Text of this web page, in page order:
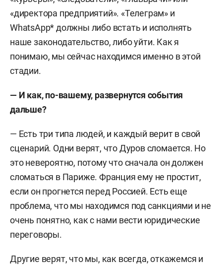
управляющий филиалом «Черемушки» КБ
«Российский кредит» (Москва).
1998–1999 — председатель правления КБ
«Элика».
Параллельно начал развивать собственный
бизнес, создал и возглавил аудиторскую
List.ru (позднее продана Mail.ru). Также владел
продовольственным магазином, газетой,
интернет-кафе и др.
2000–2008 — владелец и управляющий банком
«Квота» (ныне Айви Банк).
Создатель и руководитель интернет-проекта
Liveinternet.ru, который в 2003 году объединил
счетчик статистики rax.ru и сервис дневников
«директора предприятий». «Телеграм» и
WhatsApp* должны либо встать и исполнять
наше законодательство, либо уйти. Как я
понимаю, мы сейчас находимся именно в этой
стадии.
— И как, по-вашему, развернутся события
дальше?
— Есть три типа людей, и каждый верит в свой
сценарий. Одни верят, что Дуров сломается. Но
это невероятно, потому что сначала он должен
сломаться в Париже. Франция ему не простит,
если он прогнется перед Россией. Есть еще
проблема, что мы находимся под санкциями и не
очень понятно, как с нами вести юридические
переговоры.
Другие верят, что мы, как всегда, откажемся и